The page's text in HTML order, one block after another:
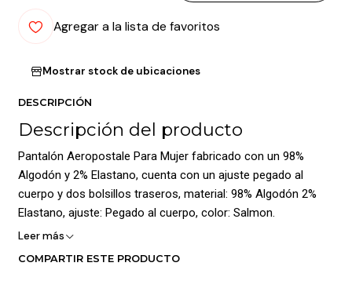
Agregar a la lista de favoritos
Mostrar stock de ubicaciones
DESCRIPCIÓN
Descripción del producto
Pantalón Aeropostale Para Mujer fabricado con un 98%
Algodón y 2% Elastano, cuenta con un ajuste pegado al
cuerpo y dos bolsillos traseros, material: 98% Algodón 2%
Elastano, ajuste: Pegado al cuerpo, color: Salmon.
Leer más
COMPARTIR ESTE PRODUCTO